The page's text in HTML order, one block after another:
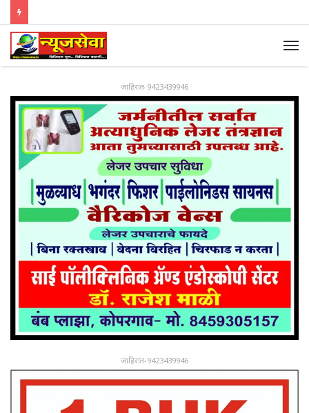
जाहिरात-9423439946
जाहिरात-9423439946